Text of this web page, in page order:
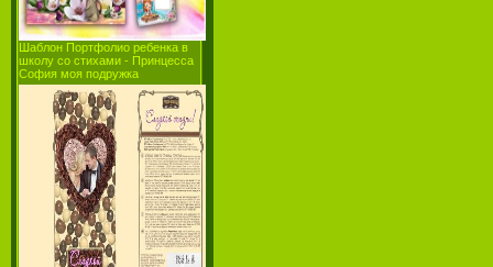
Шаблон Портфолио ребенка в
школу со стихами - Принцесса
София моя подружка